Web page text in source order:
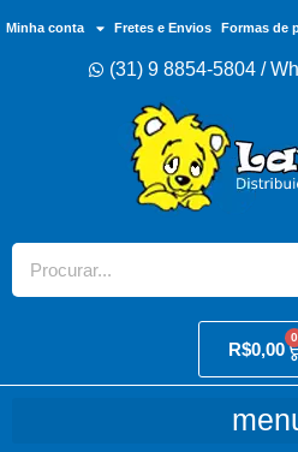
Minha conta Fretes e Envios Formas de
(31) 9 8854-5804 /
R$0,00
0